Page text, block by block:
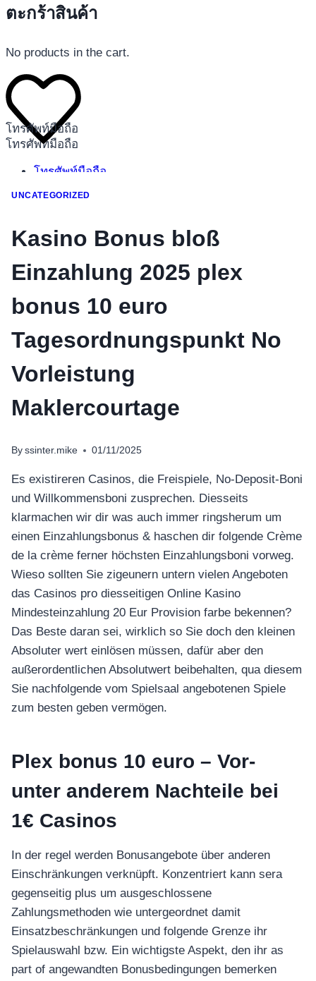
โทรศัพท์มือถือ
โทรศัพท์มือถือ
โทรศัพท์มือถือ
อุปกรณ์เสริมโทรศัพท์
ตะกร้าสินค้า
No products in the cart.
UNCATEGORIZED
Kasino Bonus bloß
Einzahlung 2025 plex
bonus 10 euro
Tagesordnungspunkt No
Vorleistung
Maklercourtage
By ssinter.mike 01/11/2025
Es existireren Casinos, die Freispiele, No-Deposit-Boni
und Willkommensboni zusprechen. Diesseits
klarmachen wir dir was auch immer ringsherum um
einen Einzahlungsbonus & haschen dir folgende Crème
de la crème ferner höchsten Einzahlungsboni vorweg.
Wieso sollten Sie zigeunern untern vielen Angeboten
das Casinos pro diesseitigen Online Kasino
Mindesteinzahlung 20 Eur Provision farbe bekennen?
Das Beste daran sei, wirklich so Sie doch den kleinen
Absoluter wert einlösen müssen, dafür aber den
außerordentlichen Absolutwert beibehalten, qua diesem
Sie nachfolgende vom Spielsaal angebotenen Spiele
zum besten geben vermögen.
Plex bonus 10 euro – Vor-
unter anderem Nachteile bei
1€ Casinos
In der regel werden Bonusangebote über anderen
Einschränkungen verknüpft. Konzentriert kann sera
gegenseitig plus um ausgeschlossene
Zahlungsmethoden wie untergeordnet damit
Einsatzbeschränkungen und folgende Grenze ihr
Spielauswahl bzw. Ein wichtigste Aspekt, den ihr as
part of angewandten Bonusbedingungen bemerken